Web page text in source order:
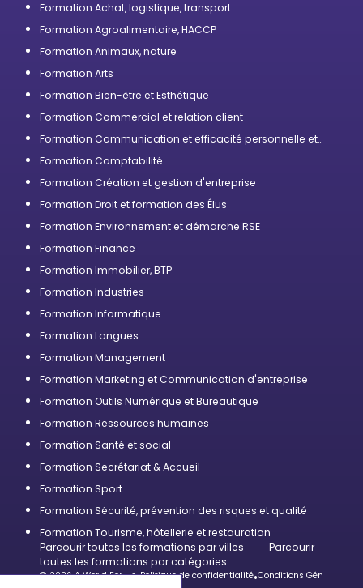
Formation Achat, logistique, transport
Formation Agroalimentaire, HACCP
Formation Animaux, nature
Formation Arts
Formation Bien-être et Esthétique
Formation Commercial et relation client
Formation Communication et efficacité personnelle et
Formation Comptabilité
Formation Création et gestion d'entreprise
Formation Droit et formation des Élus
Formation Environnement et démarche RSE
Formation Finance
Formation Immobilier, BTP
Formation Industries
Formation Informatique
Formation Langues
Formation Management
Formation Marketing et Communication d'entreprise
Formation Outils Numérique et Bureautique
Formation Ressources humaines
Formation Santé et social
Formation Secrétariat & Accueil
Formation Sport
Formation Sécurité, prévention des risques et qualité
Formation Tourisme, hôtellerie et restauration
Parcourir toutes les formations par villes
Parcourir
toutes les formations par catégories
© 2026 A World For Us•Politique de confidentialité•Conditions Générales